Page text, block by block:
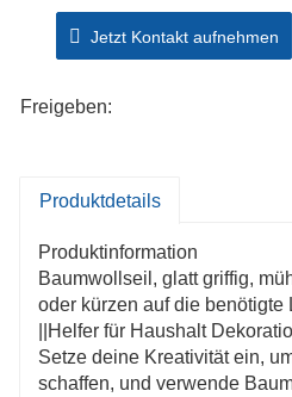
100% ZUFRIEDEN: Wenn
bitte rechtzeitig mit uns in
Jetzt Kontakt aufnehmen
Freigeben:
Produktdetails
Produktinformation
Baumwollseil, glatt griffig,
oder kürzen auf die benötigte
||Helfer für Haushalt
Setze deine Kreativität ein,
schaffen, und verwende